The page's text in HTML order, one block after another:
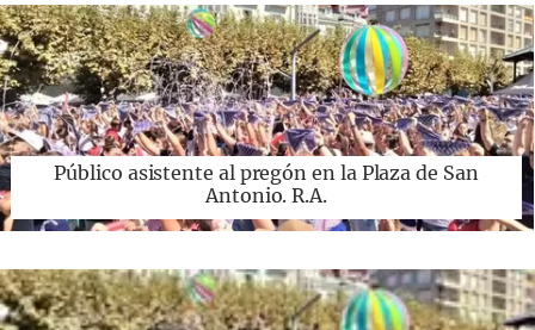
Público asistente al pregón en la Plaza de San
Antonio. R.A.